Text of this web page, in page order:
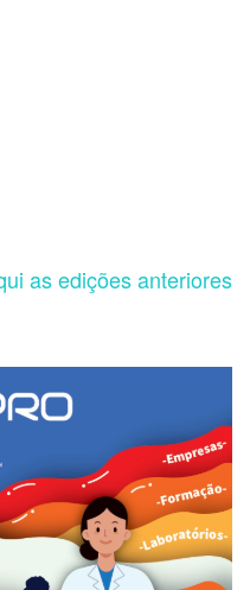
as edições anteriores